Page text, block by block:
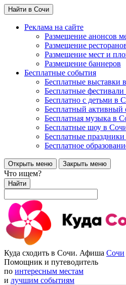
Найти в Сочи
Реклама на сайте
Размещение анонсов
Размещение
Размещение мест и
Размещение баннеров
Бесплатные события
Бесплатные выставки
Бесплатные
Бесплатно с детьми в
Бесплатный активный
Бесплатная музыка в
Бесплатные шоу в
Бесплатные
Бесплатное
Открыть меню Закрыть меню
Что ищем?
Найти
Куда сходить в Сочи. Афиша Сочи
Помощник и путеводитель
по интересным местам
и лучшим событиям